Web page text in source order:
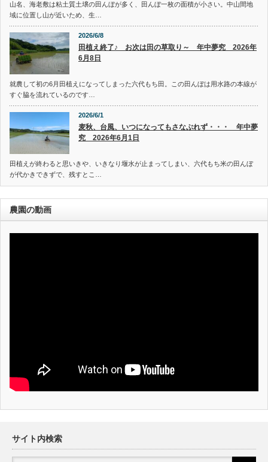
山名、海老敷は粘土質土壌の田んぼが多く、田んぼ一枚の面積が小さい。中山間地
域に位置し山が近いため、生…
2026/6/8
田植え終了♪ お次は田の草取り～ 年中夢究 2026年
6月8日
就農して初の6月田植えになってしまった六代もち田。この田んぼは用水路の本線が
すぐ脇を流れているのです…
2026/6/1
麦秋、台風、いつになってもさなぶれず・・・ 年中夢
究 2026年6月1日
田植えが終わると思いきや、いきなり堰水が止まってしまい、六代もち米の田んぼ
が代かきできずで、残すとこ…
農園の動画
サイト内検索